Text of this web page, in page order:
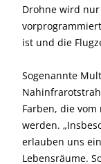
Drohne wird
ist und die
Sogenannte
Farben, die
werden.
erlauben uns
Lebensräume.